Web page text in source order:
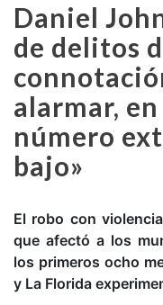
Daniel
de delitos
alarmar,
número
bajo»
El robo con
que afectó a los
los primeros ocho
y La Florida